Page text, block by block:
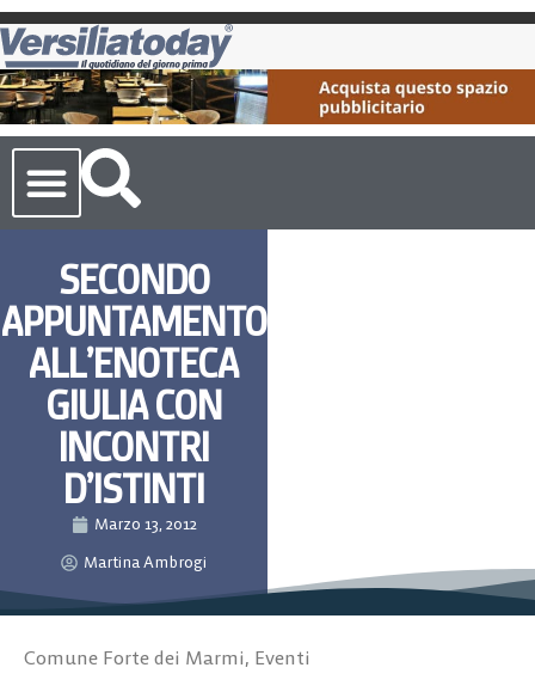
SECONDO
APPUNTAMENTO
ALL’ENOTECA
GIULIA CON
INCONTRI
D’ISTINTI
Marzo 13, 2012
Martina Ambrogi
Comune Forte dei Marmi, Eventi